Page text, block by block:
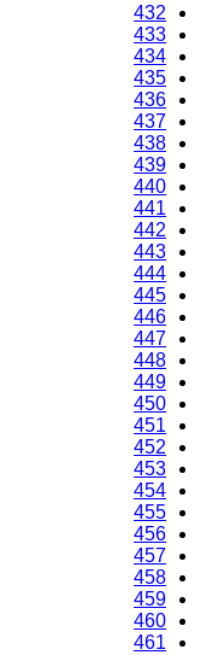
432
433
434
435
436
437
438
439
440
441
442
443
444
445
446
447
448
449
450
451
452
453
454
455
456
457
458
459
460
461